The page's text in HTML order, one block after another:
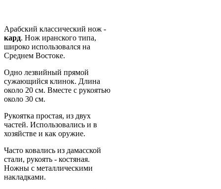
Арабский классический нож -
кард. Нож иранского типа,
широко использовался на
Среднем Востоке.
Одно лезвийный прямой
сужающийся клинок. Длина
около 20 см. Вместе с рукоятью
около 30 см.
Рукоятка простая, из двух
частей. Использовались и в
хозяйстве и как оружие.
Часто ковались из дамасской
стали, рукоять - костяная.
Ножны с металлическими
накладками.